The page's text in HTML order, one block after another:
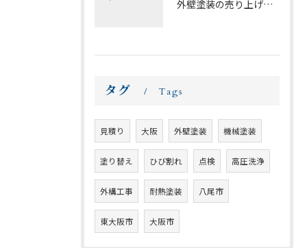
外壁塗装の売り上げを伸ばす大阪府での賢い業者選びとタイミング戦略
タグ Tags
見積り 大阪 外壁塗装 機械塗装
塗り替え ひび割れ 点検 高圧洗浄
外構工事 耐熱塗装 八尾市
東大阪市 大阪市